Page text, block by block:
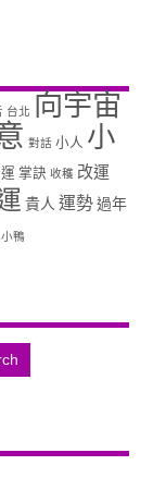
台北 向宇宙
對話 小人 小
掌訣 收穫 改運
貴人 運勢過年
鴨